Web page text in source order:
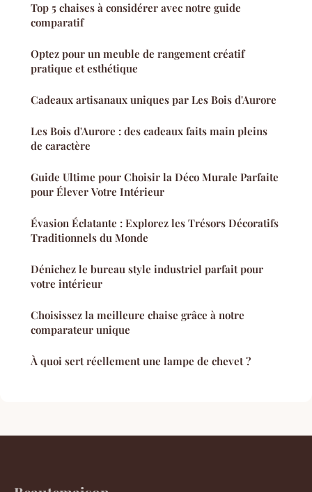
Top 5 chaises à considérer avec notre guide
comparatif
Optez pour un meuble de rangement créatif
pratique et esthétique
Cadeaux artisanaux uniques par Les Bois d'Aurore
Les Bois d'Aurore : des cadeaux faits main pleins
de caractère
Guide Ultime pour Choisir la Déco Murale Parfaite
pour Élever Votre Intérieur
Évasion Éclatante : Explorez les Trésors Décoratifs
Traditionnels du Monde
Dénichez le bureau style industriel parfait pour
votre intérieur
Choisissez la meilleure chaise grâce à notre
comparateur unique
À quoi sert réellement une lampe de chevet ?